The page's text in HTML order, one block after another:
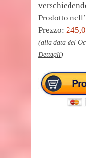
Prodotto
Prezzo:
(alla data del
Dettagli)